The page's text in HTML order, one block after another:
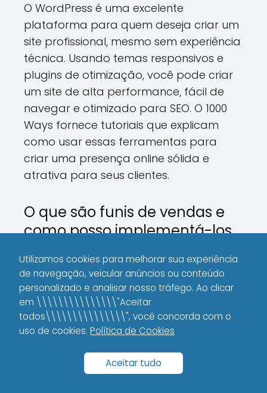
O WordPress é uma excelente
plataforma para quem deseja criar um
site profissional, mesmo sem experiência
técnica. Usando temas responsivos e
plugins de otimização, você pode criar
um site de alta performance, fácil de
navegar e otimizado para SEO. O 1000
Ways fornece tutoriais que explicam
como usar essas ferramentas para
criar uma presença online sólida e
atrativa para seus clientes.
O que são funis de vendas e
como posso implementá-los
Um funil de vendas é o processo pelo
qual um cliente passa, desde o primeiro
contato com sua marca até o
fechamento da compra. Ele é dividido
em três etapas: atração, conversão e
fechamento. Para implementar um funil
de vendas eficaz, é necessário atrair
Utilizamos cookies para melhorar sua experiência
de navegação, veicular anúncios ou conteúdo
personalizado e analisar nosso tráfego. Ao clicar
em \\\\\\\\\\\\\\\"Aceitar
todos\\\\\\\\\\\\\\\", você concorda com o
uso de cookies. Política de Cookies
Aceitar tudo